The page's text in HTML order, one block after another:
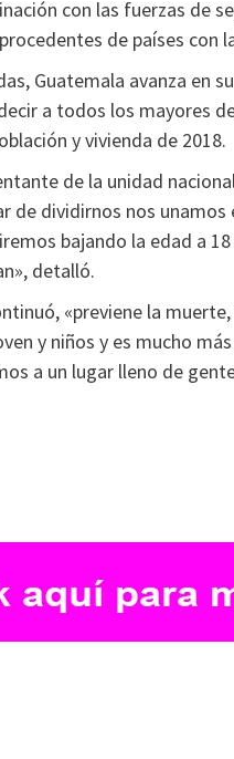
con las fuerzas de
de países con
Guatemala avanza en
a todos los mayores
y vivienda de 2018.
de la unidad
de dividirnos nos
bajando la edad a
detalló.
«previene la
y niños y es mucho
a un lugar lleno de